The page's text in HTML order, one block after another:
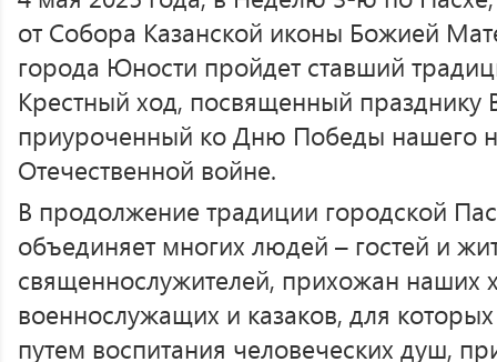
от Собора Казанской иконы Божией
города Юности пройдет ставший
Крестный ход, посвященный празднику
приуроченный ко Дню Победы нашего
Отечественной войне.
В продолжение традиции городской
объединяет многих людей – гостей и
священнослужителей, прихожан наших
военнослужащих и казаков, для
путем воспитания человеческих душ,